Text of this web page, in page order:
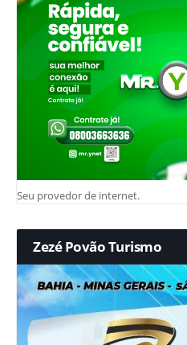
Seu provedor de internet.
Zezé Povão Turismo